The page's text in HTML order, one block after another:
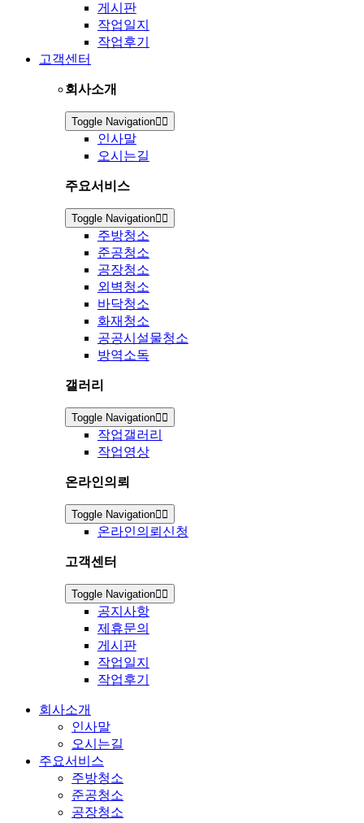
게시판
작업일지
작업후기
고객센터
회사소개
Toggle Navigation
인사말
오시는길
주요서비스
Toggle Navigation
주방청소
준공청소
공장청소
외벽청소
바닥청소
화재청소
공공시설물청소
방역소독
갤러리
Toggle Navigation
작업갤러리
작업영상
온라인의뢰
Toggle Navigation
온라인의뢰신청
고객센터
Toggle Navigation
공지사항
제휴문의
게시판
작업일지
작업후기
회사소개
인사말
오시는길
주요서비스
주방청소
준공청소
공장청소